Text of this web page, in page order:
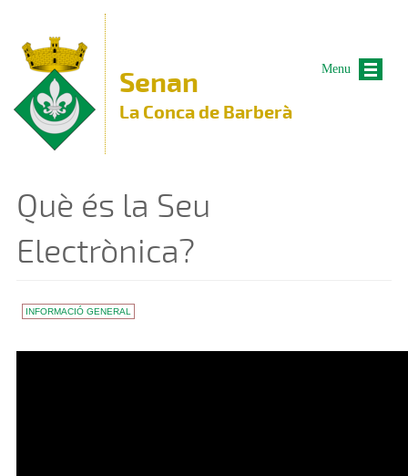
Senan
La Conca de Barberà
Què és la Seu
Electrònica?
INFORMACIÓ GENERAL
Menu